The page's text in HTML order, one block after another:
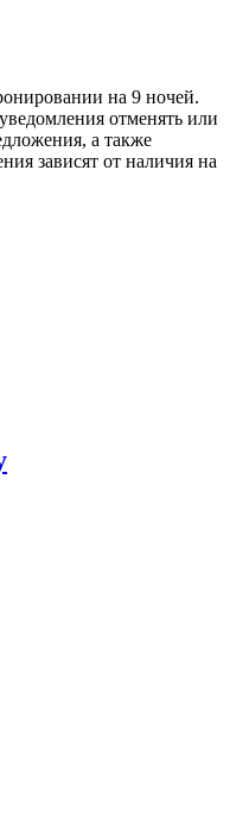
на 9 ночей.
отменять или
а также
зависят от наличия на